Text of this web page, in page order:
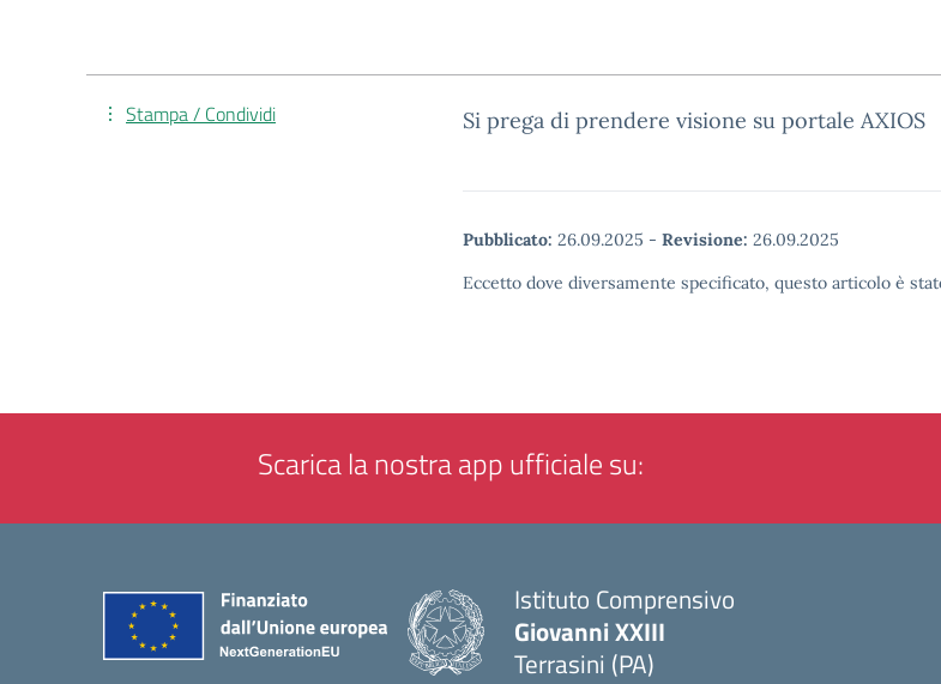
Si prega di prendere visione su portale AXIOS
Pubblicato: 26.09.2025 - Revisione: 26.09.2025
Eccetto dove diversamente specificato, questo articolo è
Stampa / Condividi
Scarica la nostra app ufficiale su:
Istituto Comprensivo
Giovanni XXIII
Terrasini (PA)